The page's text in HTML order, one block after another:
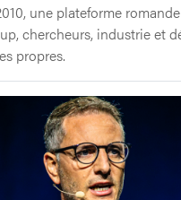
une plateforme
chercheurs, industrie et
propres.